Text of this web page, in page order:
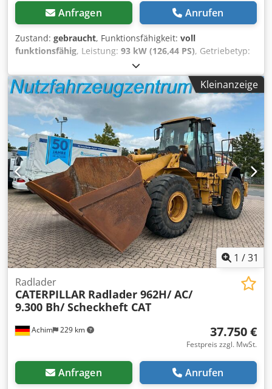
Anfragen Anrufen
Zustand: gebraucht, Funktionsfähigkeit: voll
funktionsfähig, Leistung: 93 kW (126,44 PS), Getriebetyp:
Diesel
Betriebsgewicht:12.600 kg, Achsen-Konfiguration:4x4,
Erstzulassung:10/1998, Baujahr:1998, Betriebsstunden:
17.762 h, Kraftstoff: Diesel, Ausstattung: Allradantrieb,
Palettengabeln, RADLADER CATERPILLAR IT28G
Schnellwechselsystem! Palettengabel gegen Aufpreis.
17762 Betriebsstunden 12600 kg Eigengewicht 93KW
Dcsdpfsi Tmhpsx Ac Eek Produkt Nummer: 9AR00289
Technisch in Ordnung! Tel. 44
Kleinanzeige
1 /31
Achim 229 km
Radlader
CATERPILLAR Radlader 962H/ AC/
9.300 Bh/ Scheckheft CAT
37.750 €
Festpreis zzgl. MwSt.
Anfragen Anrufen